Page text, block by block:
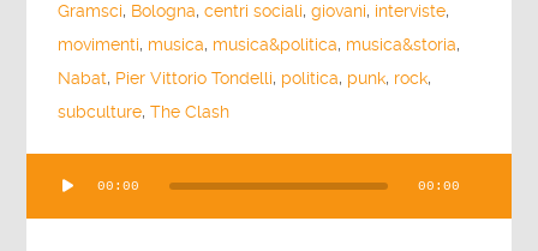
Gramsci, Bologna,centri sociali,giovani, interviste,
movimenti, musica, musica&politica, musica&storia,
Nabat, Pier Vittorio Tondelli, politica, punk, rock,
subculture,The Clash
Player
00:00 00:00